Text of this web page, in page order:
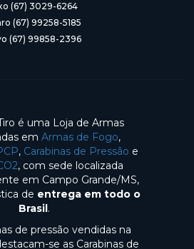
(67) 3029-6264
(67) 99258-5185
(67) 99858-2396
é uma Loja de Armas
em Armas de Fogo,
, Carabinas de Pressão e
, com sede localizada
em Campo Grande/MS,
de entrega em todo o
Brasil .
de pressão vendidas na
se as Carabinas de